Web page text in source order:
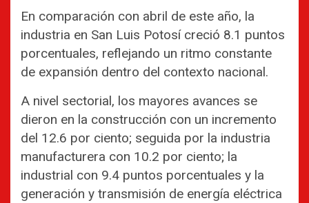
En comparación con abril de este año, la
industria en San Luis Potosí creció 8.1 puntos
porcentuales, reflejando un ritmo constante
de expansión dentro del contexto nacional.
A nivel sectorial, los mayores avances se
dieron en la construcción con un incremento
del 12.6 por ciento; seguida por la industria
manufacturera con 10.2 por ciento; la
industrial con 9.4 puntos porcentuales y la
generación y transmisión de energía eléctrica